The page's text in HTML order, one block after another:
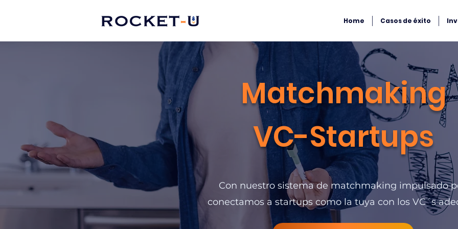
Home Casos de éxito
Matchmaking
VC-Startups
Con nuestro sistema de matchmaking impulsado
conectamos a startups como la tuya con los VC´s